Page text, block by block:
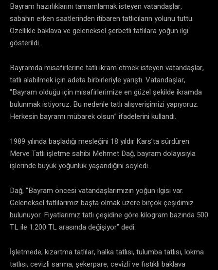
Bayram hazırlıklarını tamamlamak isteyen vatandaşlar,
sabahın erken saatlerinden itibaren tatlıcıların yolunu tuttu.
Özellikle baklava ve geleneksel şerbetli tatlılara yoğun ilgi
gösterildi.
Bayramda misafirlerine tatlı ikram etmek isteyen vatandaşlar,
tatlı alabilmek için adeta birbirleriyle yarıştı. Vatandaşlar,
“Bayram olduğu için misafirlerimize en güzel şekilde ikramda
bulunmak istiyoruz. Bu nedenle tatlı alışverişimizi yapıyoruz.
Herkesin bayramı mübarek olsun” ifadelerini kullandı.
1989 yılında başladığı mesleğini 18 yıldır Kars’ta sürdüren
Merve Tatlı işletme sahibi Mehmet Dağ, bayram dolayısıyla
işlerinde büyük yoğunluk yaşandığını söyledi.
Dağ, “Bayram öncesi vatandaşlarımızın yoğun ilgisi var.
Geleneksel tatlılarımız başta olmak üzere birçok çeşidimiz
bulunuyor. Fiyatlarımız tatlı çeşidine göre kilogram bazında 500
TL ile 1.200 TL arasında değişiyor” dedi.
İşletmede; kızartma tatlılar, halka tatlısı, tulumba tatlısı, lokma
tatlısı, cevizli sarma, şekerpare, cevizli ve fıstıklı baklava